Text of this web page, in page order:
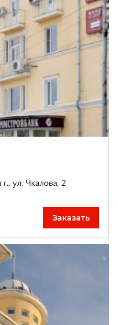
ул. Чкалова, 2
Заказать